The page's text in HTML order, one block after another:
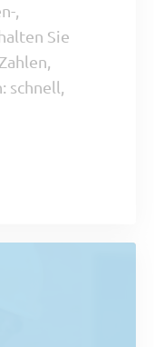
,
Sie
schnell,